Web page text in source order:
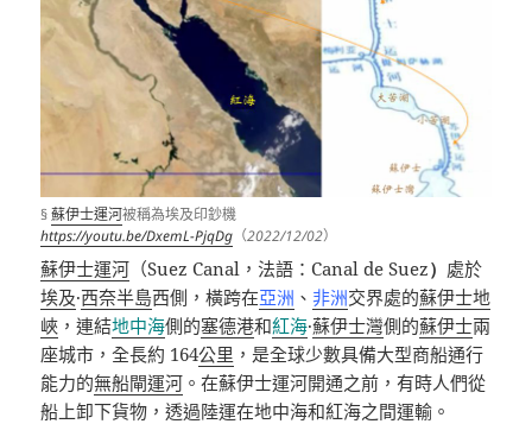
§蘇伊士運河被稱為埃及印鈔機
https://youtu.be/DxemL-PjqDg （2022/12/02）
蘇伊士運河 （Suez Canal ，法語：Canal de Suez） 處於
埃及·西奈半島西側，橫跨在亞洲 、非洲交界處的蘇伊士地
峽 ，連結地中海側的塞德港和紅海·蘇伊士灣側的蘇伊士兩
座城市，全長約 164公里 ，是全球少數具備大型商船通行
能力的無船閘運河 。在蘇伊士運河開通之前，有時人們從
船上卸下貨物，透過陸運在地中海和紅海之間運輸。